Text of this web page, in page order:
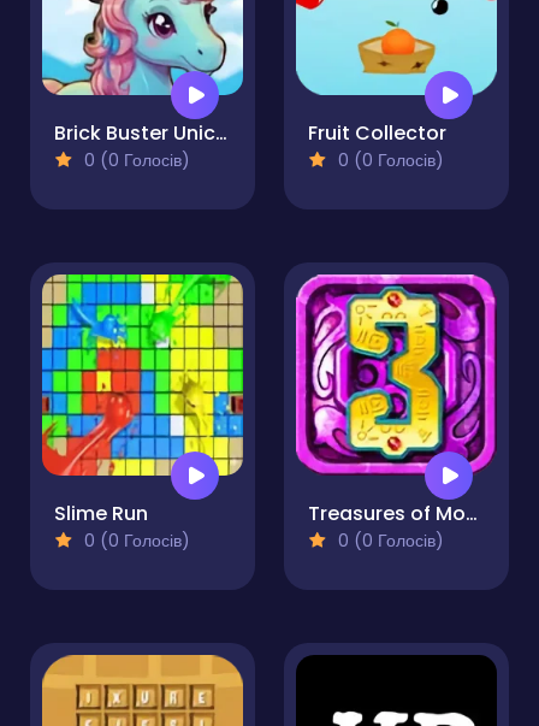
Brick Buster Unicorn Challenge
0 (0 Голосів)
Fruit Collector
0 (0 Голосів)
Slime Run
0 (0 Голосів)
Treasures of Montezuma 3
0 (0 Голосів)